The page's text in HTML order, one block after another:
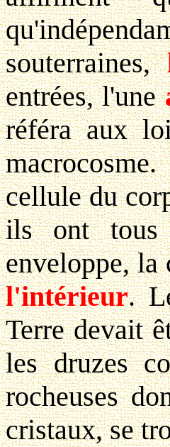
souterraines,
entrées, l'une
référa aux
cellule du
ils ont tous
enveloppe,
l'intérieur.
Terre devait
les druzes
rocheuses
cristaux, se